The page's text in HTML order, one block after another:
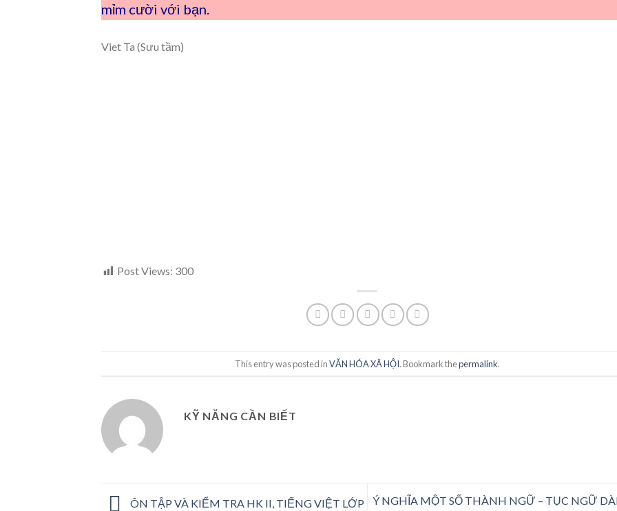
mỉm cười với bạn.
Viet Ta (Sưu tầm)
Post Views: 300
This entry was posted inVĂN HÓA XÃ HỘI. Bookmark thepermalink.
KỸ NĂNG CẦN BIẾT
ÔN TẬP VÀ KIỂM TRA HK II, TIẾNG VIỆT LỚP
Ý NGHĨA MỘT SỐ THÀNH NGỮ – TỤC NGỮ